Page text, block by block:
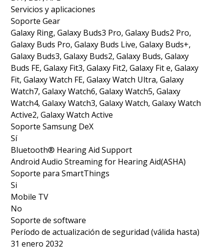
Servicios y aplicaciones
Soporte Gear
Galaxy Ring, Galaxy Buds3 Pro, Galaxy Buds2 Pro,
Galaxy Buds Pro, Galaxy Buds Live, Galaxy Buds+,
Galaxy Buds3, Galaxy Buds2, Galaxy Buds, Galaxy
Buds FE, Galaxy Fit3, Galaxy Fit2, Galaxy Fit e, Galaxy
Fit, Galaxy Watch FE, Galaxy Watch Ultra, Galaxy
Watch7, Galaxy Watch6, Galaxy Watch5, Galaxy
Watch4, Galaxy Watch3, Galaxy Watch, Galaxy Watch
Active2, Galaxy Watch Active
Soporte Samsung DeX
Sí
Bluetooth® Hearing Aid Support
Android Audio Streaming for Hearing Aid(ASHA)
Soporte para SmartThings
Si
Mobile TV
No
Soporte de software
Período de actualización de seguridad (válida hasta)
31 enero 2032